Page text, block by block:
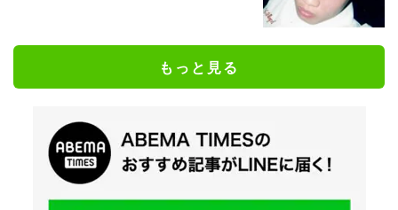
もっと見る